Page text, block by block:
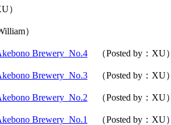
）
）
Brewery No.4（Posted by：XU）
Brewery No.3（Posted by：XU）
Brewery No.2 （Posted by：XU）
Brewery No.1 （Posted by：XU）